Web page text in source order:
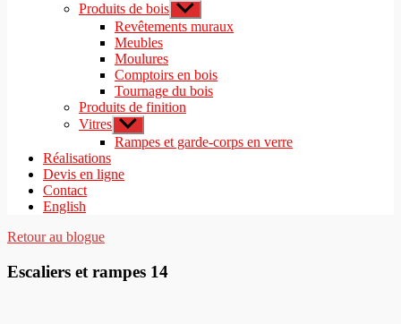
Produits de bois Afficher
le
sous-
Revêtements muraux
Meubles
Moulures
Comptoirs en bois
Tournage du bois
Produits de finition
Vitres Afficher
le
sous-
Rampes et garde-corps en verre
Réalisations
Devis en ligne
Contact
English
Retour au blogue
Escaliers et rampes 14